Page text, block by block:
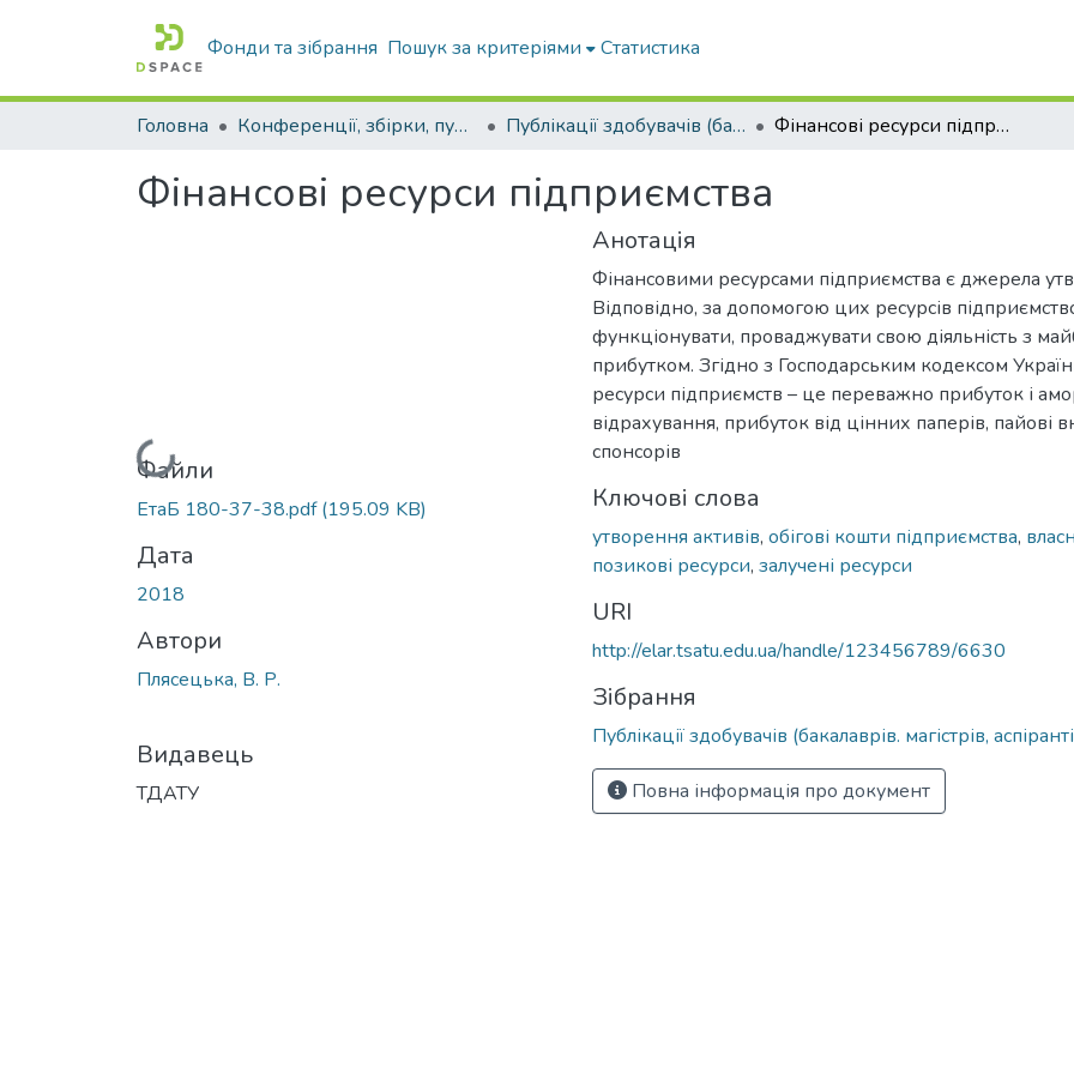
Фонди та зібрання Пошук за критеріями Статистика
Головна Конференції, збірки, публікації молодих вчених і здобувачів : магістрів, бакалаврів, аспірантів. Публікації здобувачів (бакалаврів. магістрів, аспірантів) Фінансові ресурси підприємства
Фінансові ресурси підприємства
Вантажиться...
Файли
ЕтаБ 180-37-38.pdf(195.09 KB)
Дата
2018
Автори
Плясецька, В. Р.
Видавець
ТДАТУ
Анотація
Фінансовими ресурсами підприємства є джерела
Відповідно, за допомогою цих ресурсів
функціонувати, проваджувати свою діяльність з
прибутком. Згідно з Господарським кодексом
ресурси підприємств – це переважно прибуток і
відрахування, прибуток від цінних паперів, пайові
спонсорів
Ключові слова
утворення активів, обігові кошти підприємства,
позикові ресурси, залучені ресурси
URI
http://elar.tsatu.edu.ua/handle/123456789/6630
Зібрання
Публікації здобувачів (бакалаврів. магістрів,
Повна інформація про документ